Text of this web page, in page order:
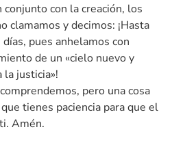
conjunto con la creación, los
clamamos y decimos: ¡Hasta
pues anhelamos con
de un «cielo nuevo y
justicia»!
pero una cosa
tienes paciencia para que el
Amén.